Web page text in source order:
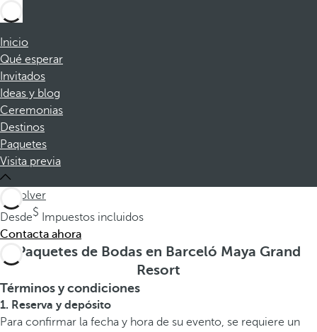
Inicio
Qué esperar
Invitados
Ideas y blog
Ceremonias
Destinos
Paquetes
Visita previa
volver
Desde
Impuestos incluidos
Contacta ahora
Paquetes de Bodas en Barceló Maya Grand
Resort
Términos y condiciones
1. Reserva y depósito
Para confirmar la fecha y hora de su evento, se requiere un